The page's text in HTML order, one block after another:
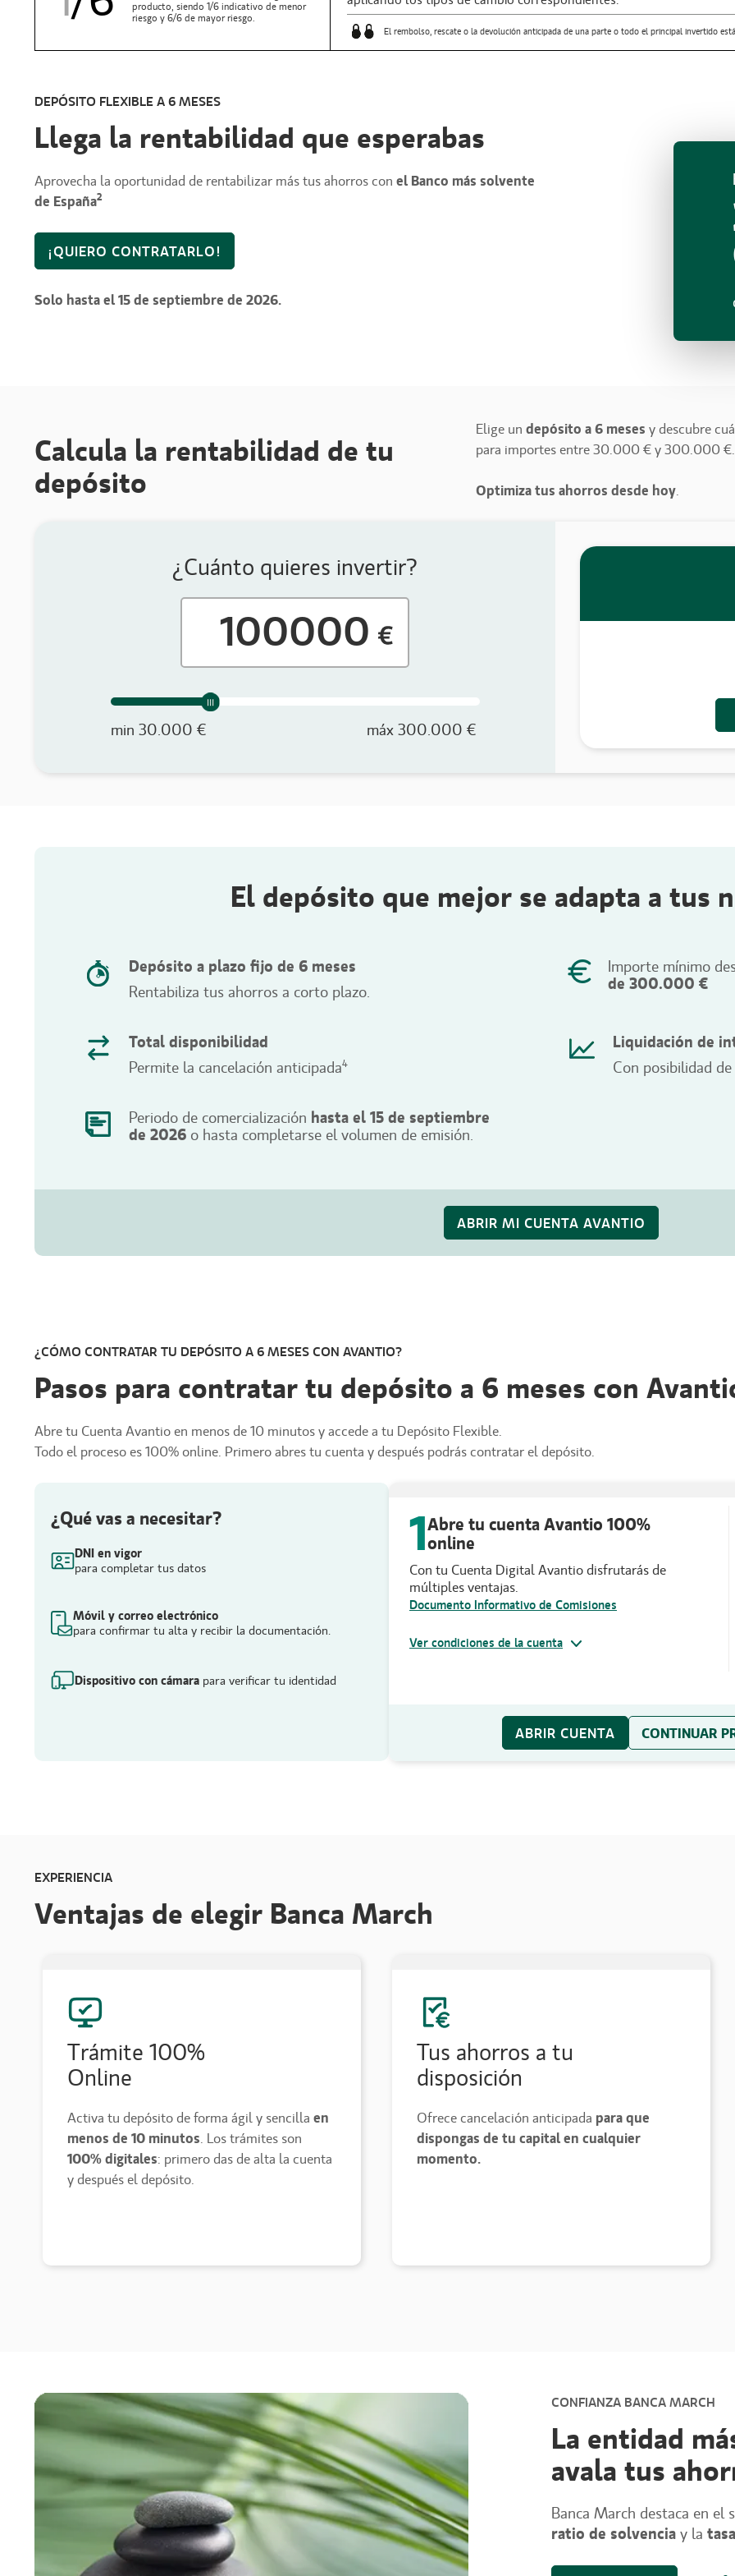
producto, siendo 1/6 indicativo de menor
riesgo y 6/6 de mayor riesgo.
El rembolso, rescate o la devolución anticipada de una parte o todo el principal invertido
DEPÓSITO FLEXIBLE A 6 MESES
Llega la rentabilidad que esperabas
Aprovecha la oportunidad de rentabilizar más tus ahorros con el Banco más solvente
de España2
¡QUIERO CONTRATARLO!
Solo hasta el 15 de septiembre de 2026.
Calcula la rentabilidad de tu
depósito
Elige un depósito a 6 meses y descubre
para importes entre 30.000 € y 300.000 €.
Optimiza tus ahorros desde hoy.
¿Cuánto quieres invertir?
min 30.000 € máx 300.000 €
El depósito que mejor se adapta a tus
Depósito a plazo fijo de 6 meses
Rentabiliza tus ahorros a corto plazo.
Importe mínimo
de 300.000 €
Total disponibilidad
Permite la cancelación anticipada4
Liquidación de
Con posibilidad
Periodo de comercialización hasta el 15 de septiembre
de 2026 o hasta completarse el volumen de emisión.
ABRIR MI CUENTA AVANTIO
¿CÓMO CONTRATAR TU DEPÓSITO A 6 MESES CON AVANTIO?
Pasos para contratar tu depósito a 6 meses con
Abre tu Cuenta Avantio en menos de 10 minutos y accede a tu Depósito Flexible.
Todo el proceso es 100% online. Primero abres tu cuenta y después podrás contratar el depósito.
¿Qué vas a necesitar?
DNI en vigor
para completar tus datos
Móvil y correo electrónico
para confirmar tu alta y recibir la documentación.
Dispositivo con cámara para verificar tu identidad
1Abre tu cuenta Avantio 100%
online
Con tu Cuenta Digital Avantio disfrutarás de
múltiples ventajas.
Documento Informativo de Comisiones
Ver condiciones de la cuenta
ABRIR CUENTA CONTINUAR
EXPERIENCIA
Ventajas de elegir Banca March
Trámite 100%
Online
Activa tu depósito de forma ágil y sencilla en
menos de 10 minutos. Los trámites son
100% digitales: primero das de alta la cuenta
y después el depósito.
Tus ahorros a tu
disposición
Ofrece cancelación anticipada para que
dispongas de tu capital en cualquier
momento.
CONFIANZA BANCA MARCH
La entidad
avala tus
Banca March destaca en el
ratio de solvencia y la